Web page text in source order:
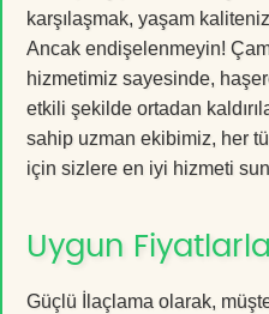
karşılaşmak, yaşam
Ancak endişelenmeyin!
hizmetimiz sayesinde,
etkili şekilde ortadan
sahip uzman ekibimiz, her
için sizlere en iyi hizmeti
Uygun
Güçlü İlaçlama olarak,